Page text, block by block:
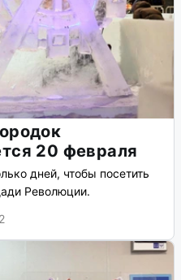
20 февраля
дней, чтобы посетить
Революции.